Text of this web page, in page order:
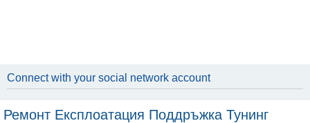
Connect with your social network account
Ремонт Експлоатация Поддръжка Тунинг